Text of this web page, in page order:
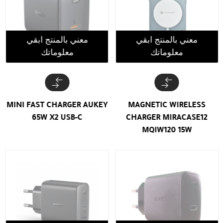
معني بالمنتج ابقي
معلوماتك
MAGNETIC WIRELESS
CHARGER MIRACASE12
MQIW120 15W
معني بالمنتج ابقي
معلوماتك
MINI FAST CHARGER AUKEY
65W X2 USB-C